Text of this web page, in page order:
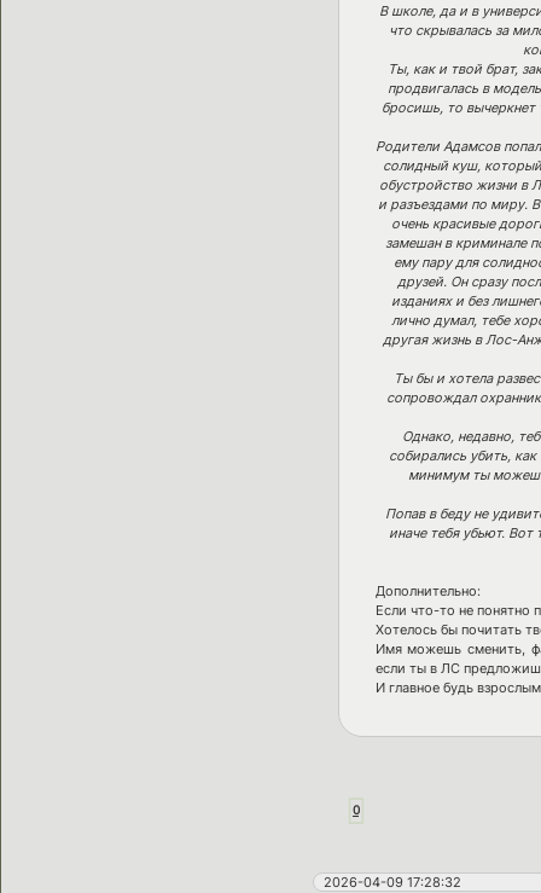
В школе, да и в
что скрывалась за
Ты, как и твой брат,
продвигалась в
бросишь, то вычеркнет
Родители Адамсов
солидный куш,
обустройство жизни в
и разъездами по миру.
очень красивые
замешан в криминале
ему пару для
друзей. Он сразу
изданиях и без
лично думал, тебе
другая жизнь в Лос-
Ты бы и хотела
сопровождал
Однако, недавно,
собирались убить,
минимум ты можешь
Попав в беду не
иначе тебя убьют. Вот
Дополнительно:
Если что-то не понятно
Хотелось бы почитать
Имя можешь сменить,
если ты в ЛС
И главное будь
0
2026-04-09 17:28:32